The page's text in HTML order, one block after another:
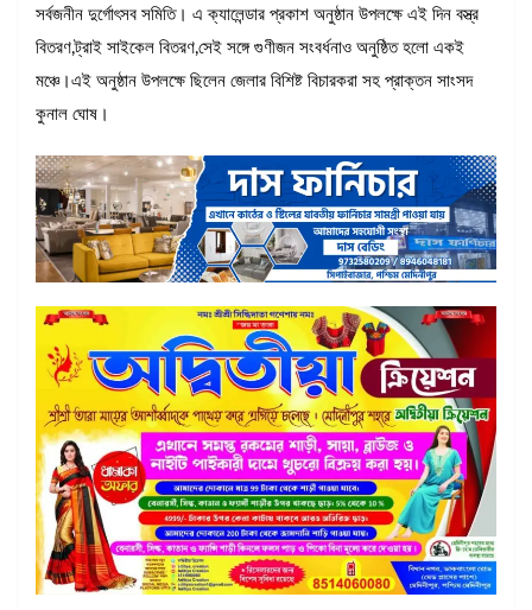
সর্বজনীন দুর্গোৎসব সমিতি। এ ক্যালেন্ডার প্রকাশ অনুষ্ঠান উপলক্ষে এই দিন বস্ত্র
বিতরণ,ট্রাই সাইকেল বিতরণ,সেই সঙ্গে গুণীজন সংবর্ধনাও অনুষ্ঠিত হলো একই
মঞ্চে।এই অনুষ্ঠান উপলক্ষে ছিলেন জেলার বিশিষ্ট বিচারকরা সহ প্রাক্তন সাংসদ
কুনাল ঘোষ।